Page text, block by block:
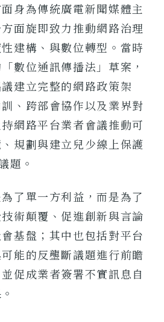
身為傳統廣電新聞媒體主
面旋即致力推動網路治理
建構、與數位轉型。當時
數位通訊傳播法」草案，
建立完整的網路政策架
、跨部會協作以及業界對
網路平台業者會議推動可
規劃與建立兒少線上保護
題。
了單一方利益，而是為了
術顛覆、促進創新與言論
基盤；其中也包括對平台
能的反壟斷議題進行前瞻
促成業者簽署不實訊息自